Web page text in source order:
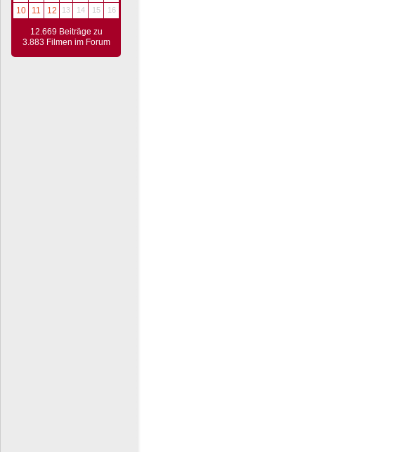
10
11 12 13 14 15 16
12.669 Beiträge zu
3.883 Filmen im Forum